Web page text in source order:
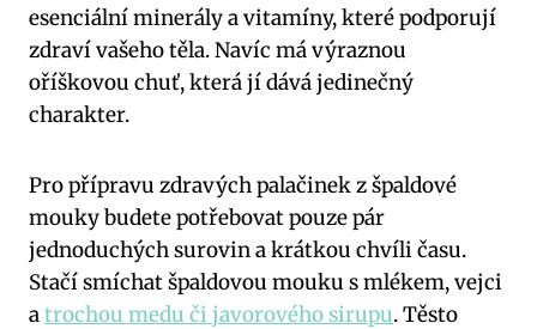
esenciální minerály a vitamíny, které podporují
zdraví vašeho těla. Navíc má výraznou
oříškovou chuť, která jí dává jedinečný
charakter.
Pro přípravu zdravých palačinek z špaldové
mouky budete potřebovat pouze pár
jednoduchých surovin a krátkou chvíli času.
Stačí smíchat špaldovou mouku s mlékem, vejci
atrochou medu či javorového sirupu. Těsto